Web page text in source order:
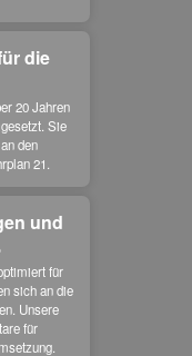
die
20 Jahren
Sie
den
21.
und
für
sich an die
Unsere
für